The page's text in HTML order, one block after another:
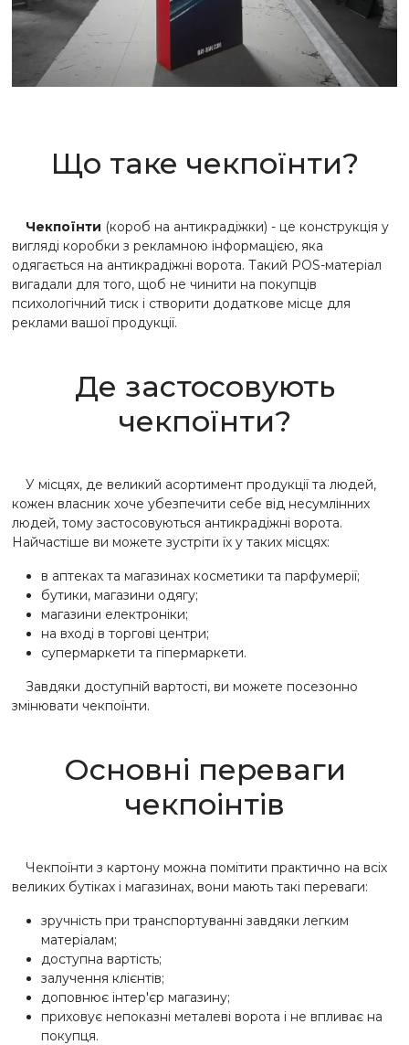
Що таке чекпоїнти?
Чекпоїнти (короб на антикрадіжки) - це конструкція у
вигляді коробки з рекламною інформацією, яка
одягається на антикрадіжні ворота. Такий POS-матеріал
вигадали для того, щоб не чинити на покупців
психологічний тиск і створити додаткове місце для
реклами вашої продукції.
Де застосовують
чекпоїнти?
У місцях, де великий асортимент продукції та людей,
кожен власник хоче убезпечити себе від несумлінних
людей, тому застосовуються антикрадіжні ворота.
Найчастіше ви можете зустріти їх у таких місцях:
в аптеках та магазинах косметики та парфумерії;
бутики, магазини одягу;
магазини електроніки;
на вході в торгові центри;
супермаркети та гіпермаркети.
Завдяки доступній вартості, ви можете посезонно
змінювати чекпоїнти.
Основні переваги
чекпоінтів
Чекпоїнти з картону можна помітити практично на всіх
великих бутіках і магазинах, вони мають такі переваги:
зручність при транспортуванні завдяки легким
матеріалам;
доступна вартість;
залучення клієнтів;
доповнює інтер'єр магазину;
приховує непоказні металеві ворота і не впливає на
покупця.